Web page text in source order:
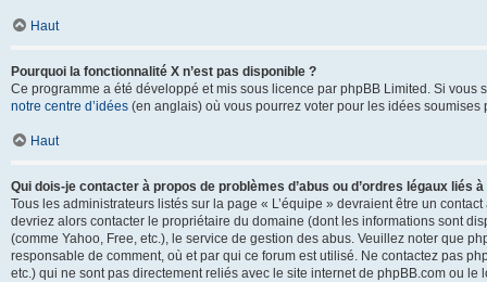
Haut
Pourquoi la fonctionnalité X n’est pas disponible ?
Ce programme a été développé et mis sous licence par phpBB Limited. Si
notre centre d’idées (en anglais) où vous pourrez voter pour les idées soumises
Haut
Qui dois-je contacter à propos de problèmes d’abus ou d’ordres légaux liés
Tous les administrateurs listés sur la page « L’équipe » devraient être un
devriez alors contacter le propriétaire du domaine (dont les informations sont
(comme Yahoo, Free, etc.), le service de gestion des abus. Veuillez noter que
responsable de comment, où et par qui ce forum est utilisé. Ne contactez pas
etc.) qui ne sont pas directement reliés avec le site internet de phpBB.com ou